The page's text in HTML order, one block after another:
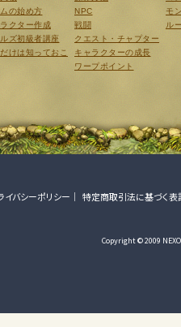
の始め方
クター作成
ズ初級者講座
けは知っておこ
NPC
戦闘
クエスト・チャプター
キャラクターの成長
ワープポイント
モ
ル
イバシーポリシー 特定商取引法に基づく表
Copyright © 2009